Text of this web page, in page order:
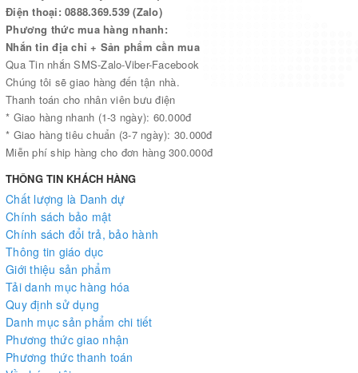
Điện thoại: 0888.369.539 (Zalo)
Phương thức mua hàng nhanh:
Nhắn tin địa chỉ + Sản phẩm cần mua
Qua Tin nhắn SMS-Zalo-Viber-Facebook
Chúng tôi sẽ giao hàng đến tận nhà.
Thanh toán cho nhân viên bưu điện
* Giao hàng nhanh (1-3 ngày): 60.000đ
* Giao hàng tiêu chuẩn (3-7 ngày): 30.000đ
Miễn phí ship hàng cho đơn hàng 300.000đ
THÔNG TIN KHÁCH HÀNG
Chất lượng là Danh dự
Chính sách bảo mật
Chính sách đổi trả, bảo hành
Thông tin giáo dục
Giới thiệu sản phẩm
Tải danh mục hàng hóa
Quy định sử dụng
Danh mục sản phẩm chi tiết
Phương thức giao nhận
Phương thức thanh toán